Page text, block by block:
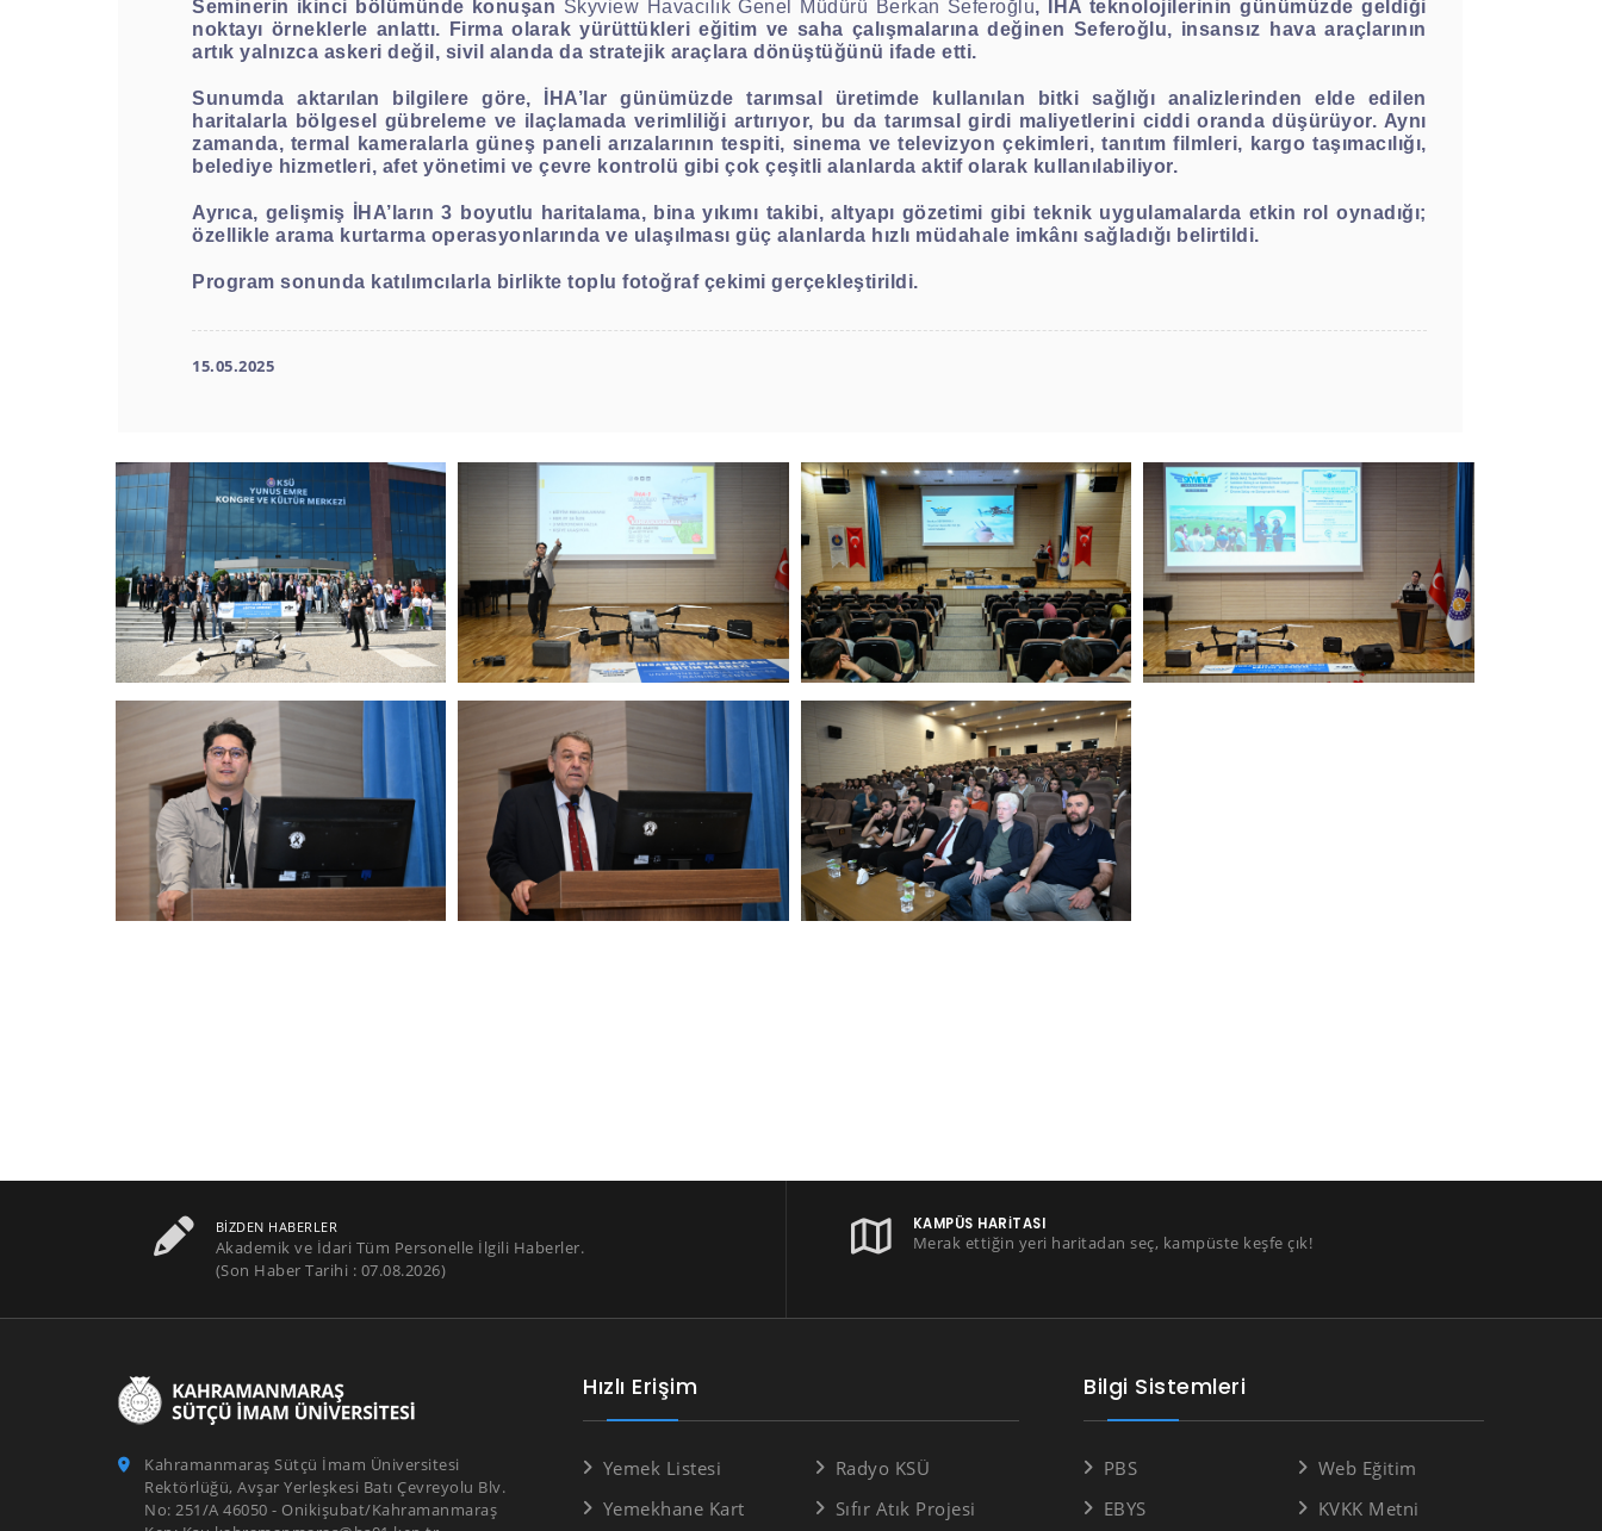
Seminerin ikinci bölümünde konuşan Skyview Havacılık Genel Müdürü Berkan Seferoğlu, İHA teknolojilerinin günümüzde geldiği
noktayı örneklerle anlattı. Firma olarak yürüttükleri eğitim ve saha çalışmalarına değinen Seferoğlu, insansız hava araçlarının
artık yalnızca askeri değil, sivil alanda da stratejik araçlara dönüştüğünü ifade etti.
Sunumda aktarılan bilgilere göre, İHA’lar günümüzde tarımsal üretimde kullanılan bitki sağlığı analizlerinden elde edilen
haritalarla bölgesel gübreleme ve ilaçlamada verimliliği artırıyor, bu da tarımsal girdi maliyetlerini ciddi oranda düşürüyor. Aynı
zamanda, termal kameralarla güneş paneli arızalarının tespiti, sinema ve televizyon çekimleri, tanıtım filmleri, kargo taşımacılığı,
belediye hizmetleri, afet yönetimi ve çevre kontrolü gibi çok çeşitli alanlarda aktif olarak kullanılabiliyor.
Ayrıca, gelişmiş İHA’ların 3 boyutlu haritalama, bina yıkımı takibi, altyapı gözetimi gibi teknik uygulamalarda etkin rol oynadığı;
özellikle arama kurtarma operasyonlarında ve ulaşılması güç alanlarda hızlı müdahale imkânı sağladığı belirtildi.
Program sonunda katılımcılarla birlikte toplu fotoğraf çekimi gerçekleştirildi.
15.05.2025
BIZDEN HABERLER
Akademik ve İdari Tüm Personelle İlgili Haberler.
(Son Haber Tarihi : 07.08.2026)
KAMPÜS HARITASI
Merak ettiğin yeri haritadan seç, kampüste keşfe çık!
Kahramanmaraş Sütçü İmam Üniversitesi
Rektörlüğü, Avşar Yerleşkesi Batı Çevreyolu Blv.
No: 251/A 46050 - Onikişubat/Kahramanmaraş
Hızlı Erişim
Yemek Listesi
Yemekhane Kart
Radyo KSÜ
Sıfır Atık Projesi
Bilgi Sistemleri
PBS
EBYS
Web Eğitim
KVKK Metni